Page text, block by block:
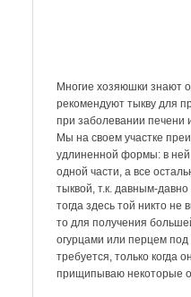
Многие хозяюшки знают
рекомендуют тыкву для
при заболевании печени
Мы на своем участке
удлиненной формы: в ней
одной части, а все
тыквой, т.к. давным-
тогда здесь той никто не
то для получения
огурцами или перцем под
требуется, только когда
прищипываю некоторые